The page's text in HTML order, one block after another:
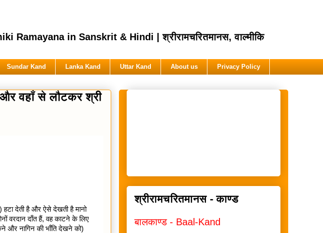
in Sanskrit & Hindi | श्रीरामचरितमानस, वाल्मीकि
Sundar Kand Lanka Kand Uttar Kand About us Privacy Policy
वहाँ से लौटकर श्री
देती है और ऐसे देखती है मानो
वरदान दाँत हैं, वह काटने के लिए
और नागिन की भाँति देखने को)
श्रीरामचरितमानस - काण्ड
बालकाण्ड - Baal-Kand